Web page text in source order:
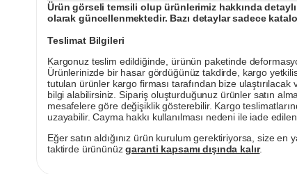
Ürün görseli temsili olup ürünlerimiz hakkında
olarak güncellenmektedir. Bazı detaylar sadece
Teslimat Bilgileri
Kargonuz teslim edildiğinde, ürünün paketinde
Ürünlerinizde bir hasar gördüğünüz takdirde, kargo
tutulan ürünler kargo firması tarafından bize
bilgi alabilirsiniz. Sipariş oluşturduğunuz ürünler satın
mesafelere göre değişiklik gösterebilir. Kargo
uzayabilir. Cayma hakkı kullanılması nedeni ile iade
Eğer satın aldığınız ürün kurulum gerektiriyorsa, size en
taktirde ürününüzgaranti kapsamı dışında kalır.